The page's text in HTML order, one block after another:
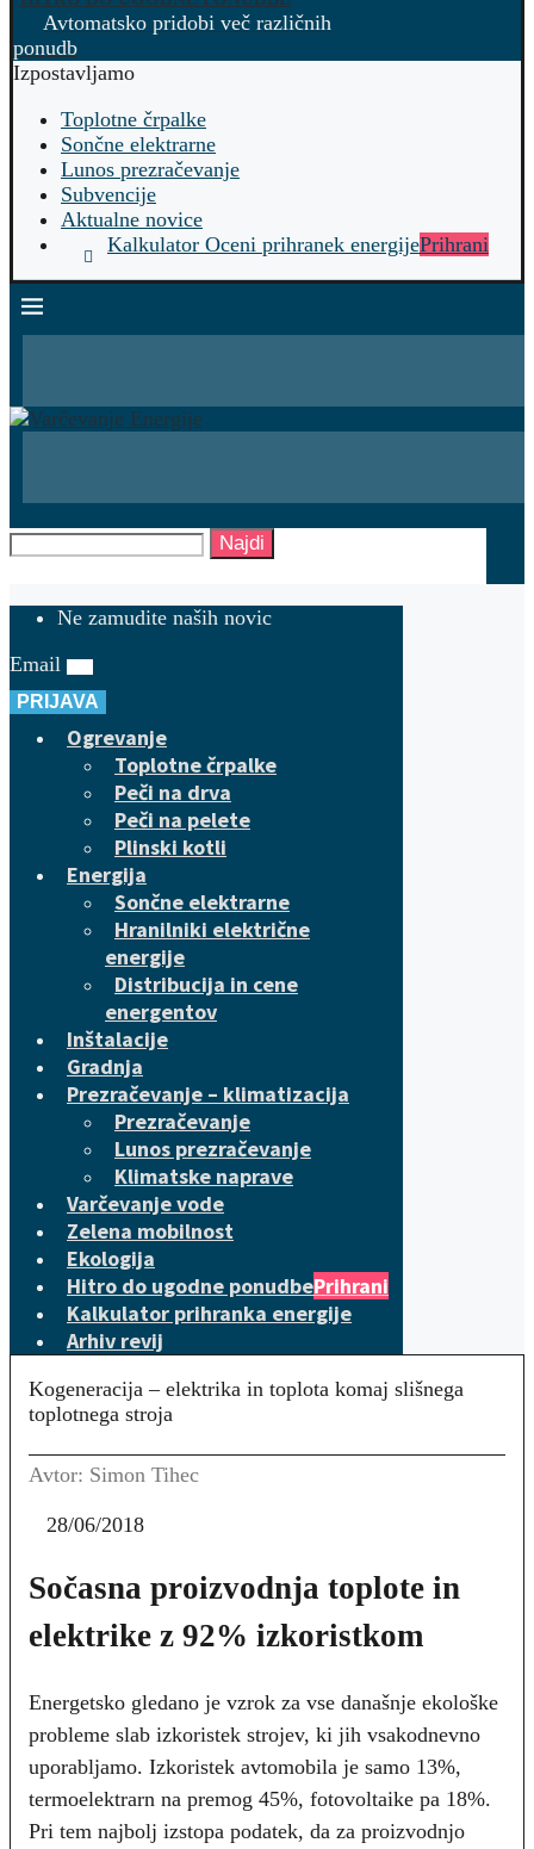
Avtomatsko pridobi več različnih
ponudb
Izpostavljamo
Toplotne črpalke
Sončne elektrarne
Lunos prezračevanje
Subvencije
Aktualne novice
Kalkulator Oceni prihranek energijePrihrani
Najdi
Ne zamudite naših novic
Email
PRIJAVA
Ogrevanje
Toplotne črpalke
Peči na drva
Peči na pelete
Plinski kotli
Energija
Sončne elektrarne
Hranilniki električne
energije
Distribucija in cene
energentov
Inštalacije
Gradnja
Prezračevanje – klimatizacija
Prezračevanje
Lunos prezračevanje
Klimatske naprave
Varčevanje vode
Zelena mobilnost
Ekologija
Hitro do ugodne ponudbePrihrani
Kalkulator prihranka energije
Arhiv revij
Kogeneracija – elektrika in toplota komaj slišnega
toplotnega stroja
Avtor: Simon Tihec
28/06/2018
Sočasna proizvodnja toplote in
elektrike z 92% izkoristkom
Energetsko gledano je vzrok za vse današnje ekološke
probleme slab izkoristek strojev, ki jih vsakodnevno
uporabljamo. Izkoristek avtomobila je samo 13%,
termoelektrarn na premog 45%, fotovoltaike pa 18%.
Pri tem najbolj izstopa podatek, da za proizvodnjo